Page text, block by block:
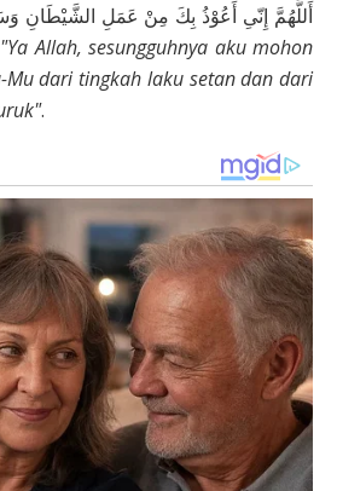
"Ya Allah, sesungguhnya aku mohon
Mu dari tingkah laku setan dan dari
.